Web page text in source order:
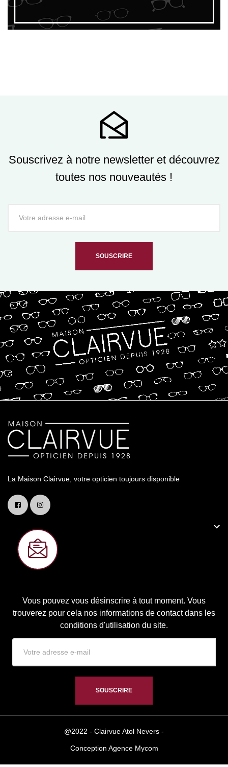
Souscrivez à notre newsletter et découvrez
toutes nos nouveautés !
SOUSCRIRE
La Maison Clairvue, votre opticien toujours disponible

Vous pouvez vous désinscrire à tout moment. Vous
trouverez pour cela nos informations de contact dans les
conditions d'utilisation du site.
SOUSCRIRE
@2022 - Clairvue Atol Nevers -
Conception Agence Mycom